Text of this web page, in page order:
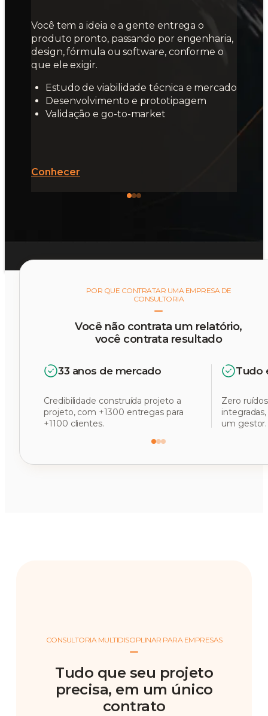
Você tem a ideia e a gente entrega o
produto pronto, passando por engenharia,
design, fórmula ou software, conforme o
que ele exigir.
Estudo de viabilidade técnica e mercado
Desenvolvimento e prototipagem
Validação e go-to-market
Conhecer
POR QUE CONTRATAR UMA EMPRESA DE
CONSULTORIA
Você não contrata um relatório,
você contrata resultado
33 anos de mercado
Credibilidade construída projeto a
projeto, com +1300 entregas para
+1100 clientes.
Tudo
Zero
um gestor.
CONSULTORIA MULTIDISCIPLINAR PARA EMPRESAS
Tudo que seu projeto
precisa, em um único
contrato